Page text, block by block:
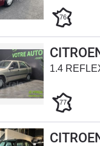
76
1.4
77